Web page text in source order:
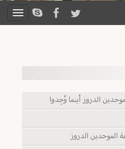
الدروز أينما وُجِدوا
الدروز